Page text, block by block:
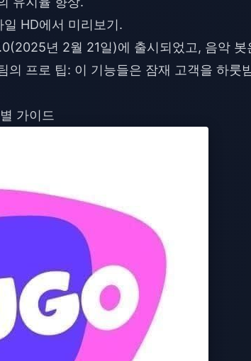
HD에서 미리보기.
년 2월 21일)에 출시되었고, 음악
프로 팁: 이 기능들은 잠재 고객을 하룻
가이드